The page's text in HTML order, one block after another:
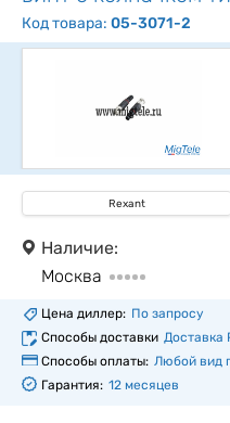
Код товара: 05-3071-2
Rexant
Наличие:
Москва
Цена диллер: По запросу
Способы доставки Доставка
Способы оплаты: Любой вид
Гарантия: 12 месяцев